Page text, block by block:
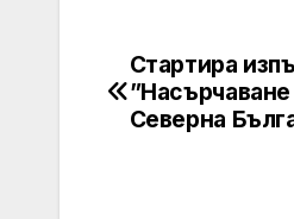
Post
Стартира
Северна